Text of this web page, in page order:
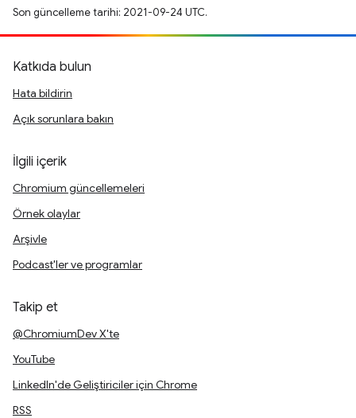
Son güncelleme tarihi: 2021-09-24 UTC.
Katkıda bulun
Hata bildirin
Açık sorunlara bakın
İlgili içerik
Chromium güncellemeleri
Örnek olaylar
Arşivle
Podcast'ler ve programlar
Takip et
@ChromiumDev X'te
YouTube
LinkedIn'de Geliştiriciler için Chrome
RSS